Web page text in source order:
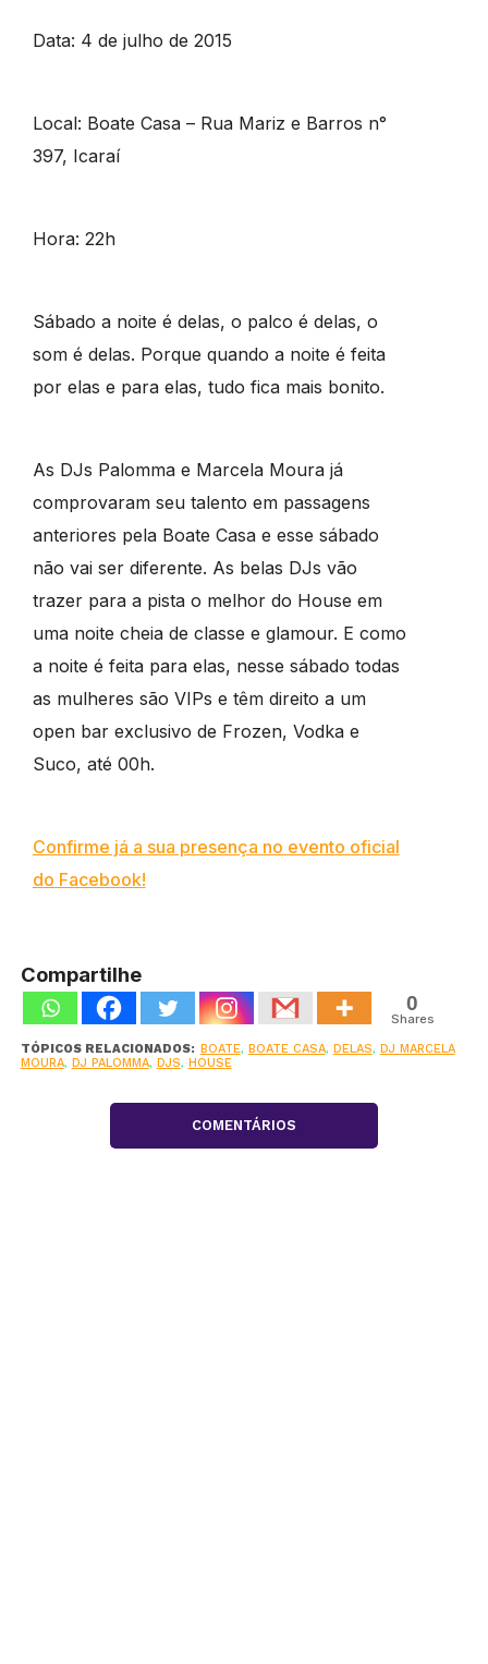
Data: 4 de julho de 2015
Local: Boate Casa – Rua Mariz e Barros n°
397, Icaraí
Hora: 22h
Sábado a noite é delas, o palco é delas, o
som é delas. Porque quando a noite é feita
por elas e para elas, tudo fica mais bonito.
As DJs Palomma e Marcela Moura já
comprovaram seu talento em passagens
anteriores pela Boate Casa e esse sábado
não vai ser diferente. As belas DJs vão
trazer para a pista o melhor do House em
uma noite cheia de classe e glamour. E como
a noite é feita para elas, nesse sábado todas
as mulheres são VIPs e têm direito a um
open bar exclusivo de Frozen, Vodka e
Suco, até 00h.
Confirme já a sua presença no evento oficial
do Facebook!
Compartilhe
0
Shares
TÓPICOS RELACIONADOS: BOATE, BOATE CASA, DELAS, DJ MARCELA
MOURA, DJ PALOMMA, DJS, HOUSE
COMENTÁRIOS